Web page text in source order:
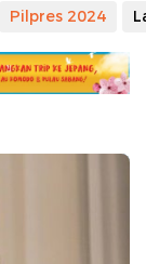
Pilpres 2024